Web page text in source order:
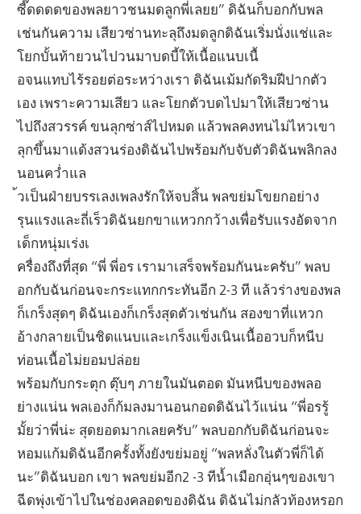
ซี๊ดดดดของพลยาวชนมดลูกพี่เลยย” ดิฉันก็บอกกับพล
เช่นกันความ เสียวซ่านทะลุถึงมดลูกดิฉันเริ่มนั่งแช่และ
โยกบั้นท้ายวนไปวนมาบดบี้ให้เนื้อแนบเนื้
อจนแทบไร้รอยต่อระหว่างเรา ดิฉันเม้มกัดริมฝีปากตัว
เอง เพราะความเสียว และโยกตัวบดไปมาให้เสียวซ่าน
ไปถึงสวรรค์ ขนลุกซ่าส์ไปหมด แล้วพลคงทนไม่ไหวเขา
ลุกขึ้นมาแด้งสวนร่องดิฉันไปพร้อมกับจับตัวดิฉันพลิกลง
นอนคว่ำแล
้วเป็นฝ่ายบรรเลงเพลงรักให้จบสิ้น พลขย่มโขยกอย่าง
รุนแรงและถี่เร็วดิฉันยกขาแหวกกว้างเพื่อรับแรงอัดจาก
เด็กหนุ่มเร่งเ
ครื่องถึงที่สุด “พี่ พี่อร เรามาเสร็จพร้อมกันนะครับ” พลบ
อกกับฉันก่อนจะกระแทกกระทันอีก 2-3 ที แล้วร่างของพล
ก็เกร็งสุดๆ ดิฉันเองก็เกร็งสุดตัวเช่นกัน สองขาที่แหวก
อ้างกลายเป็นชิดแนบและเกร็งแข็งเนินเนื้ออวบก็หนีบ
ท่อนเนื้อไม่ยอมปล่อย
พร้อมกับกระตุก ตุ๊บๆ ภายในมันตอด มันหนีบของพลอ
ย่างแน่น พลเองก็ก้มลงมานอนกอดดิฉันไว้แน่น “พี่อรรู้
มั้ยว่าพี่น่ะ สุดยอดมากเลยครับ” พลบอกกับดิฉันก่อนจะ
หอมแก้มดิฉันอีกครั้งทั้งยังขย่มอยู่ “พลหลั่งในตัวพี่ก็ได้
นะ”ดิฉันบอก เขา พลขย่มอีก2 -3 ทีน้ำเมือกอุ่นๆของเขา
ฉีดพุ่งเข้าไปในช่องคลอดของดิฉัน ดิฉันไม่กลัวท้องหรอก